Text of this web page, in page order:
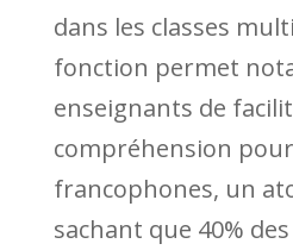
dans les classes
fonction permet
enseignants de
compréhension
francophones, un
sachant que 40%